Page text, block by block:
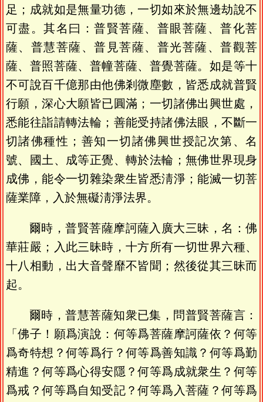
足；成就如是無量功德，一切如來於無邊劫說不
可盡。其名曰：普賢菩薩、普眼菩薩、普化菩
薩、普慧菩薩、普見菩薩、普光菩薩、普觀菩
薩、普照菩薩、普幢菩薩、普覺菩薩。如是等十
不可說百千億那由他佛剎微塵數，皆悉成就普賢
行願，深心大願皆已圓滿；一切諸佛出興世處，
悉能往詣請轉法輪；善能受持諸佛法眼，不斷一
切諸佛種性；善知一切諸佛興世授記次第、名
號、國土、成等正覺、轉於法輪；無佛世界現身
成佛，能令一切雜染衆生皆悉淸淨；能滅一切菩
薩業障，入於無礙淸淨法界。
爾時，普賢菩薩摩訶薩入廣大三昧，名：佛
華莊嚴；入此三昧時，十方所有一切世界六種、
十八相動，出大音聲靡不皆聞；然後從其三昧而
起。
爾時，普慧菩薩知衆已集，問普賢菩薩言：
「佛子！願爲演說：何等爲菩薩摩訶薩依？何等
爲奇特想？何等爲行？何等爲善知識？何等爲勤
精進？何等爲心得安隱？何等爲成就衆生？何等
爲戒？何等爲自知受記？何等爲入菩薩？何等爲